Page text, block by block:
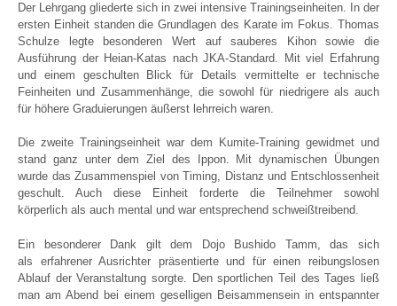
Der Lehrgang gliederte sich in zwei intensive Trainingseinheiten. In der
ersten Einheit standen die Grundlagen des Karate im Fokus. Thomas
Schulze legte besonderen Wert auf sauberes Kihon sowie die
Ausführung der Heian-Katas nach JKA-Standard. Mit viel Erfahrung
und einem geschulten Blick für Details vermittelte er technische
Feinheiten und Zusammenhänge, die sowohl für niedrigere als auch
für höhere Graduierungen äußerst lehrreich waren.
Die zweite Trainingseinheit war dem Kumite-Training gewidmet und
stand ganz unter dem Ziel des Ippon. Mit dynamischen Übungen
wurde das Zusammenspiel von Timing, Distanz und Entschlossenheit
geschult. Auch diese Einheit forderte die Teilnehmer sowohl
körperlich als auch mental und war entsprechend schweißtreibend.
Ein besonderer Dank gilt dem Dojo Bushido Tamm, das sich
als erfahrener Ausrichter präsentierte und für einen reibungslosen
Ablauf der Veranstaltung sorgte. Den sportlichen Teil des Tages ließ
man am Abend bei einem geselligen Beisammensein in entspannter